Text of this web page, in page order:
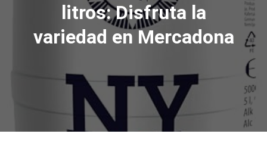
litros: Disfruta la
variedad en Mercadona